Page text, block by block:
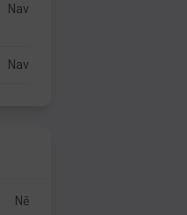
Nav
Nav
Nē